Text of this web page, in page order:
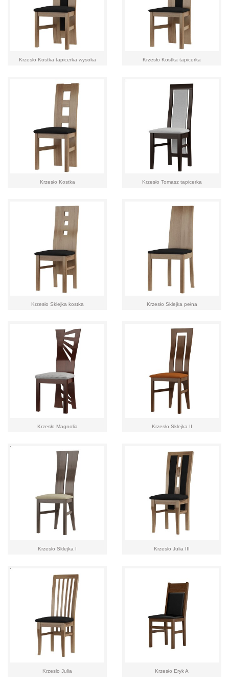
Krzesło Kostka tapicerka wysoka Krzesło Kostka tapicerka
Krzesło Kostka Krzesło Tomasz tapicerka
Krzesło Sklejka kostka Krzesło Sklejka pełna
Krzesło Magnolia Krzesło Sklejka II
Krzesło Sklejka I Krzesło Julia III
Krzesło Julia Krzesło Eryk A